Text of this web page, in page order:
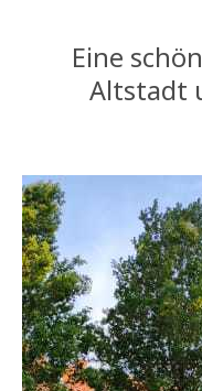
Eine
Altstadt